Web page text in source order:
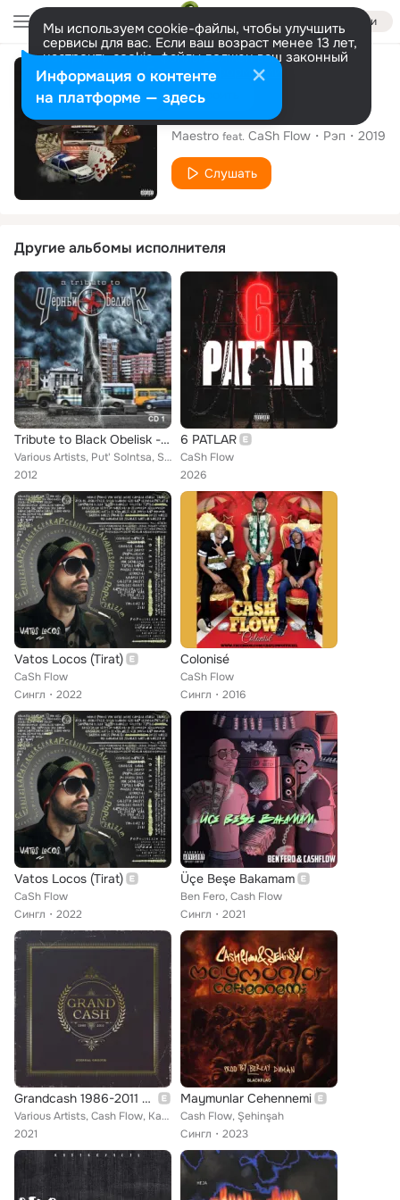
Войти
Мы используем cookie-файлы, чтобы улучшить
сервисы для вас. Если ваш возраст менее 13 лет,
настроить cookie-файлы должен ваш законный
представитель. Больше информации
Разрешить все Настроить
Сингл
Allah Korusun
Maestro feat. CaSh Flow Рэп 2019
Слушать
Другие альбомы исполнителя
Tribute to Black Obelisk - Xxv (Cd1)
Various Artists, Put' Solntsa, Sad Grez, Y. Alekseev & S. Tkachenko, Asferiks, Aella, Alexey Strike, HMR, A. Bulgakov & Maestro,...
2012
6 PATLAR
CaSh Flow
2026
Vatos Locos (Tirat)
CaSh Flow
Сингл
2022
Colonisé
CaSh Flow
Сингл
2016
Vatos Locos (Tirat)
CaSh Flow
Сингл
2022
Üçe Beşe Bakamam
Ben Fero, Cash Flow
Сингл
2021
Grandcash 1986-2011 / Eternal Groove
Various Artists, Cash Flow, Kase.O, DJC&SPI feat. Sarabian Dope, Access Immortal, Presion, Zokone, Rioda, Grand Agent, ElAitor, ...
2021
Maymunlar Cehennemi
Cash Flow, Şehinşah
Сингл
2023
Информация о контенте
на платформе — здесь